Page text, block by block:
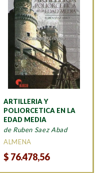
ARTILLERIA Y
POLIORCETICA EN LA
EDAD MEDIA
de Ruben Saez Abad
ALMENA
$ 76.478,56